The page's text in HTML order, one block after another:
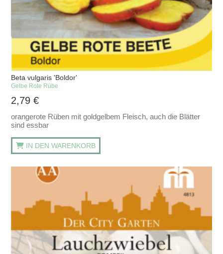
Beta vulgaris 'Boldor'
Gelbe Rote Rübe
2,79€
orangerote Rüben mit goldgelbem Fleisch, auch die Blätter
sind essbar
IN DEN WARENKORB